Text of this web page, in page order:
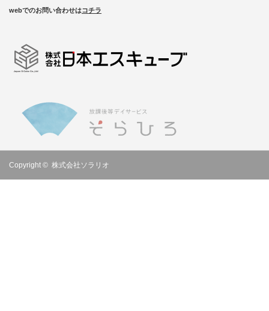
webでのお問い合わせはコチラ
Copyright © 株式会社ソラリオ